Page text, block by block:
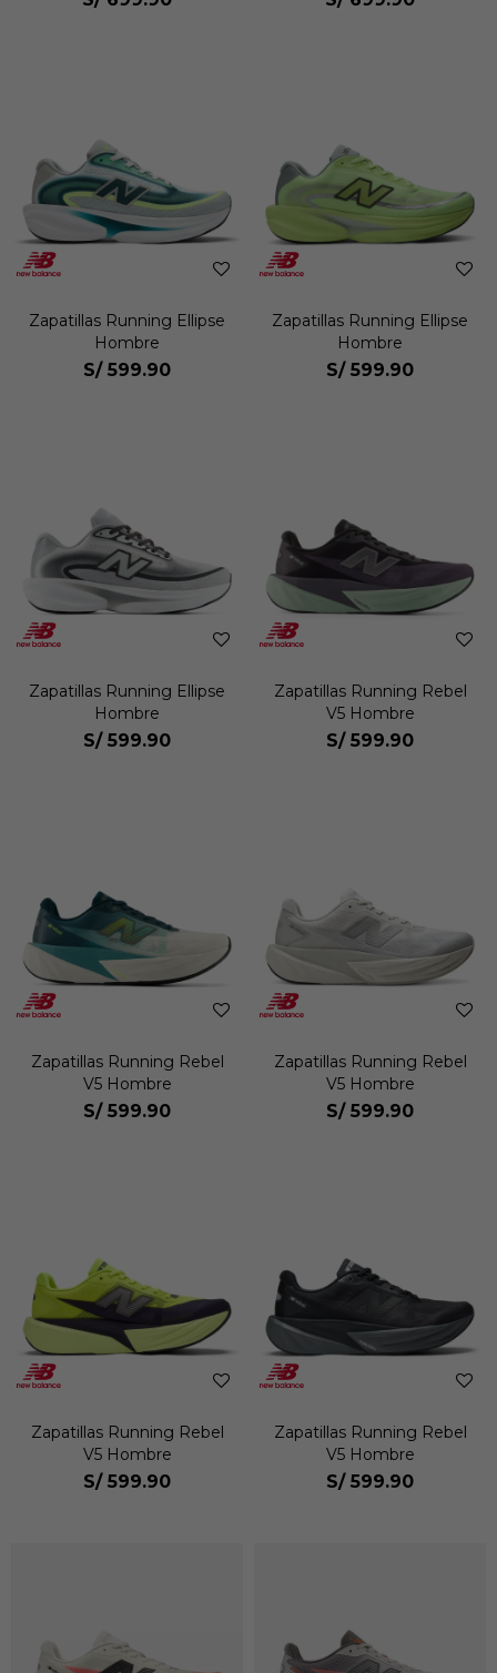
Zapatillas Running Ellipse
Hombre
S/ 599.90
Zapatillas Running Ellipse
Hombre
S/ 599.90
Zapatillas Running Ellipse
Hombre
S/ 599.90
Zapatillas Running Rebel
V5 Hombre
S/ 599.90
Zapatillas Running Rebel
V5 Hombre
S/ 599.90
Zapatillas Running Rebel
V5 Hombre
S/ 599.90
Zapatillas Running Rebel
V5 Hombre
S/ 599.90
Zapatillas Running Rebel
V5 Hombre
S/ 599.90